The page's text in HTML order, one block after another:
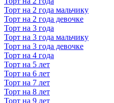
Торт на 2 года мальчику
Торт на 2 года девочке
Торт на 3 года
Торт на 3 года мальчику
Торт на 3 года девочке
Торт на 4 года
Торт на 5 лет
Торт на 6 лет
Торт на 7 лет
Торт на 8 лет
Торт на 9 лет